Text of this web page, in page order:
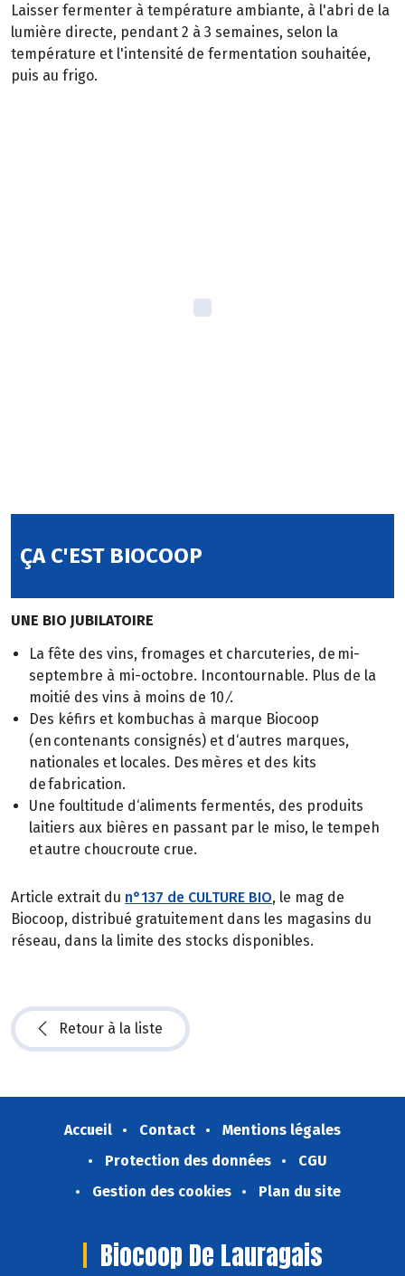
Laisser fermenter à température ambiante, à l'abri de la
lumière directe, pendant 2 à 3 semaines, selon la
température et l'intensité de fermentation souhaitée,
puis au frigo.
ÇA C'EST BIOCOOP
UNE BIO JUBILATOIRE
La fête des vins, fromages et charcuteries, de mi-
septembre à mi-octobre. Incontournable. Plus de la
moitié des vins à moins de 10 ⁄.
Des kéfirs et kombuchas à marque Biocoop
(en contenants consignés) et d‘autres marques,
nationales et locales. Des mères et des kits
de fabrication.
Une foultitude d‘aliments fermentés, des produits
laitiers aux bières en passant par le miso, le tempeh
et autre choucroute crue.
Article extrait du n°137 de CULTURE BIO, le mag de
Biocoop, distribué gratuitement dans les magasins du
réseau, dans la limite des stocks disponibles.
Retour à la liste
Accueil Contact
Mentions légales
Protection des données
CGU
Gestion des cookies
Plan du site
Biocoop De Lauragais